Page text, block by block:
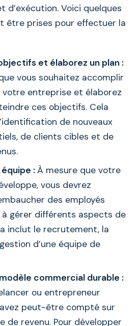
d’exécution. Voici quelques
être prises pour effectuer la
et élaborez un plan :
vous souhaitez accomplir
votre entreprise et élaborez
ces objectifs. Cela
de nouveaux
de clients cibles et de
:À mesure que votre
vous devrez
des employés
à gérer différents aspects de
inclut le recrutement, la
d’une équipe de
commercial durable :
ou entrepreneur
peut-être compté sur
de revenu. Pour développer